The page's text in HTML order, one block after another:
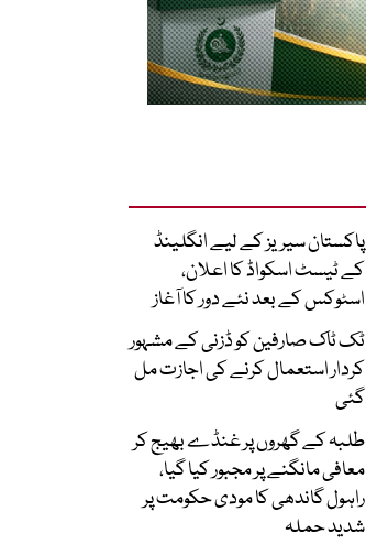
پاکستان سیریز کے لیے انگلینڈ
کے ٹیسٹ اسکواڈ کا اعلان،
اسٹوکس کے بعد نئے دور کا آغاز
ٹک ٹاک صارفین کو ڈزنی کے مشہور
کردار استعمال کرنے کی اجازت مل
گئی
طلبہ کے گھروں پر غنڈے بھیج کر
معافی مانگنے پر مجبور کیا گیا،
راہول گاندھی کا مودی حکومت پر
شدید حملہ